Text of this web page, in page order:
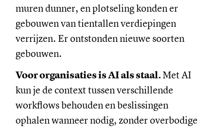
muren dunner, en plotseling konden er
gebouwen van tientallen verdiepingen
verrijzen. Er ontstonden nieuwe soorten
gebouwen.
Voor organisaties is AI als staal. Met AI
kun je de context tussen verschillende
workflows behouden en beslissingen
ophalen wanneer nodig, zonder overbodige